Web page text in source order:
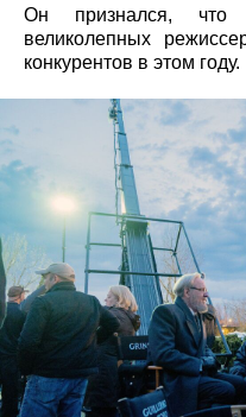
Он признался,
великолепных
конкурентов в этом году.